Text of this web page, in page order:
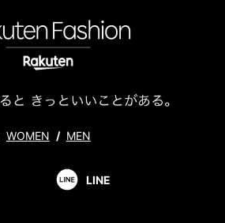
WOMEN / MEN
LINE